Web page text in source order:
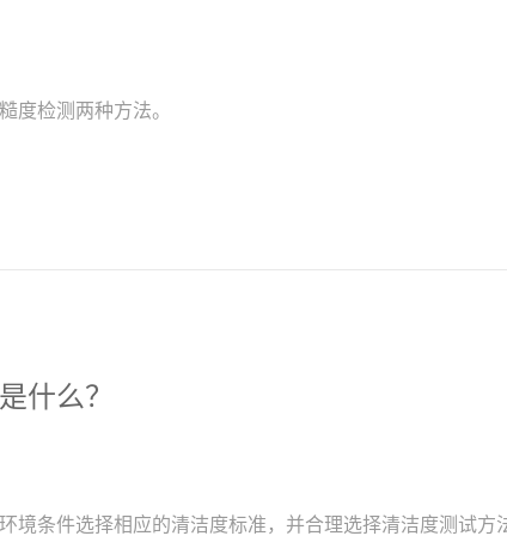
度检测两种方法。
什么？
境条件选择相应的清洁度标准，并合理选择清洁度测试方